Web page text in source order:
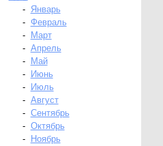
-
Январь
- Февраль
-
Март
- Апрель
-
Май
-
Июнь
-
Июль
- Август
- Сентябрь
- Октябрь
-
Ноябрь